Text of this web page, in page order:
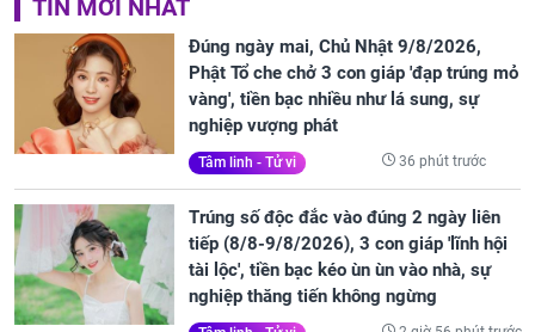
TIN MỚI NHẤT
Đúng ngày mai, Chủ Nhật 9/8/2026,
Phật Tổ che chở 3 con giáp 'đạp trúng mỏ
vàng', tiền bạc nhiều như lá sung, sự
nghiệp vượng phát
Tâm linh - Tử vi 36 phút trước
Trúng số độc đắc vào đúng 2 ngày liên
tiếp (8/8-9/8/2026), 3 con giáp 'lĩnh hội
tài lộc', tiền bạc kéo ùn ùn vào nhà, sự
nghiệp thăng tiến không ngừng